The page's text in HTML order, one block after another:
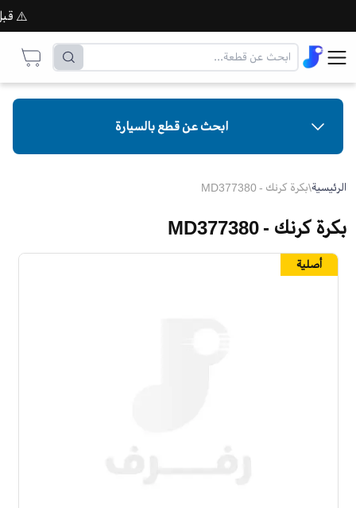
⚠️ قبل
ابحث عن قطع بالسيارة
الرئيسية\بكرة كرنك - MD377380
بكرة كرنك - MD377380
أصلية